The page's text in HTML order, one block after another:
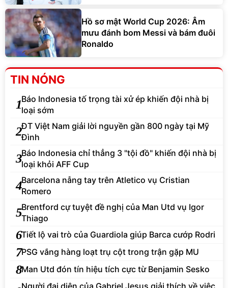
Hồ sơ mật World Cup 2026: Âm
mưu đánh bom Messi và bám đuôi
Ronaldo
TIN NÓNG
1Báo Indonesia tố trọng tài xử ép khiến đội nhà bị
loại sớm
2ĐT Việt Nam giải lời nguyền gần 800 ngày tại Mỹ
Đình
3Báo Indonesia chỉ thẳng 3 "tội đồ" khiến đội nhà bị
loại khỏi AFF Cup
4Barcelona nẫng tay trên Atletico vụ Cristian
Romero
5Brentford cự tuyệt đề nghị của Man Utd vụ Igor
Thiago
6Tiết lộ vai trò của Guardiola giúp Barca cướp Rodri
7PSG vắng hàng loạt trụ cột trong trận gặp MU
8Man Utd đón tín hiệu tích cực từ Benjamin Sesko
Người đại diện của Gabriel Jesus giải thích về việc